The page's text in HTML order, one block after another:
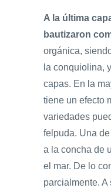
A la última
bautizaron
orgánica,
la conquiolina,
capas. En la
tiene un efecto
variedades
felpuda. Una
a la concha de
el mar. De lo
parcialmente.